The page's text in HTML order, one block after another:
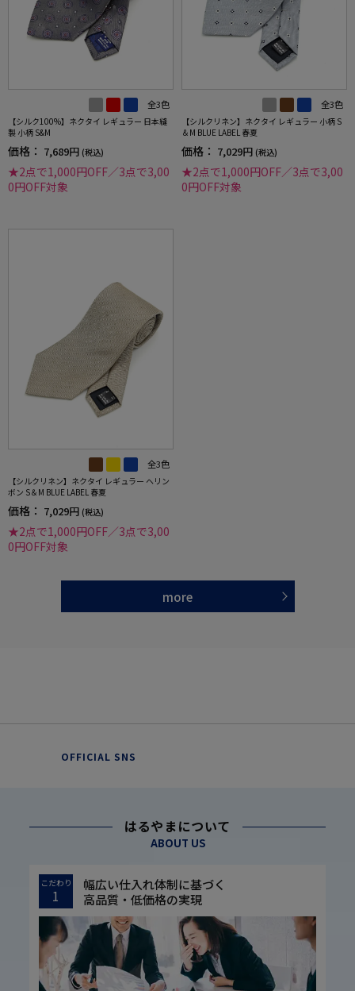
全3色
【シルク100%】ネクタイ レギュラー 日本縫
製 小柄 S&M
価格： 7,689円 (税込)
★2点で1,000円OFF／3点で3,00
0円OFF対象
全3色
【シルクリネン】ネクタイ レギュラー 小柄 S
＆M BLUE LABEL 春夏
価格： 7,029円 (税込)
★2点で1,000円OFF／3点で3,00
0円OFF対象
全3色
【シルクリネン】ネクタイ レギュラー ヘリン
ボン S＆M BLUE LABEL 春夏
価格： 7,029円 (税込)
★2点で1,000円OFF／3点で3,00
0円OFF対象
more
OFFICIAL SNS
はるやまについて
ABOUT US
こだわり
1
幅広い仕入れ体制に基づく
高品質・低価格の実現